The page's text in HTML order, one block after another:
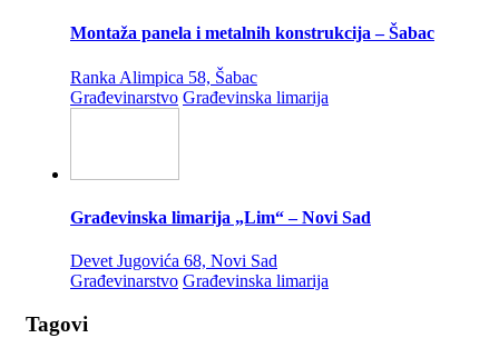
Montaža panela i metalnih konstrukcija – Šabac
Ranka Alimpica 58, Šabac
Građevinarstvo Građevinska limarija
Građevinska limarija „Lim“ – Novi Sad
Devet Jugovića 68, Novi Sad
Građevinarstvo Građevinska limarija
Tagovi